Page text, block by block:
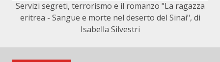
Servizi segreti, terrorismo e il romanzo "La ragazza
eritrea - Sangue e morte nel deserto del Sinai", di
Isabella Silvestri